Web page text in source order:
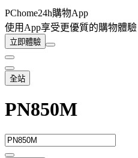
PChome24h購物App
使用App享受更優質的購物體驗
立即體驗
全站
PN850M